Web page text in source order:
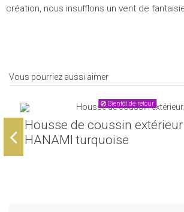
création, nous insufflons un vent de
Vous pourriez aussi aimer
Bientôt de retour
Housse de coussin extérieur
HANAMI turquoise